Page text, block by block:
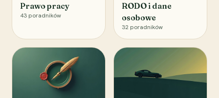
Prawo pracy
43 poradników
RODO i dane
osobowe
32 poradników